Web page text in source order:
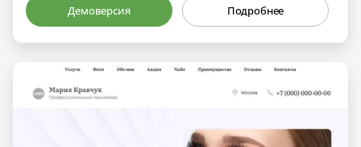
Демоверсия Подробнее